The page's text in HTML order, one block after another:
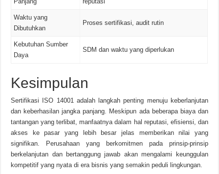
Waktu yang
Dibutuhkan
Proses sertifikasi, audit rutin
Kebutuhan Sumber
Daya
SDM dan waktu yang diperlukan
Kesimpulan
Sertifikasi ISO 14001 adalah langkah penting menuju keberlanjutan
dan keberhasilan jangka panjang. Meskipun ada beberapa biaya dan
tantangan yang terlibat, manfaatnya dalam hal reputasi, efisiensi, dan
akses ke pasar yang lebih besar jelas memberikan nilai yang
signifikan. Perusahaan yang berkomitmen pada prinsip-prinsip
berkelanjutan dan bertanggung jawab akan mengalami keunggulan
kompetitif yang nyata di era bisnis yang semakin peduli lingkungan.